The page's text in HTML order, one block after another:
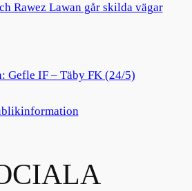
Rawez Lawan går skilda vägar
Gefle IF – Täby FK (24/5)